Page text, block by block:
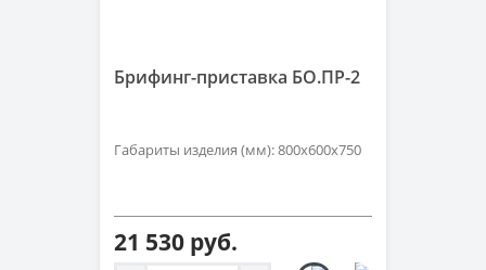
Брифинг-приставка БО.ПР-2
Габариты изделия (мм): 800х600х750
21 530 руб.